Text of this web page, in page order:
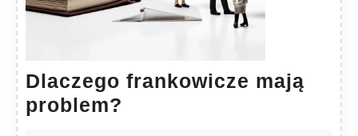
Dlaczego frankowicze mają
problem?